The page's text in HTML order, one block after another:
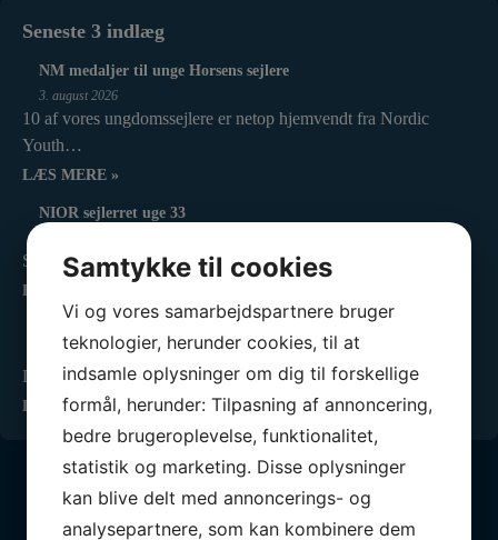
Seneste 3 indlæg
NM medaljer til unge Horsens sejlere
3. august 2026
10 af vores ungdomssejlere er netop hjemvendt fra Nordic
Youth…
LÆS MERE »
NIOR sejlerret uge 33
Så er vi igen klar med ugens sejlerret til uge 33:…
LÆS MERE »
Ny forpagter for vores fantastiske klubhus
23. juli 2026
Det er med stor fornøjelse og også en vis portion…
LÆS MERE »
Samtykke til cookies
Vi og vores samarbejdspartnere bruger
teknologier, herunder cookies, til at
indsamle oplysninger om dig til forskellige
formål, herunder: Tilpasning af annoncering,
bedre brugeroplevelse, funktionalitet,
statistik og marketing. Disse oplysninger
kan blive delt med annoncerings- og
analysepartnere, som kan kombinere dem